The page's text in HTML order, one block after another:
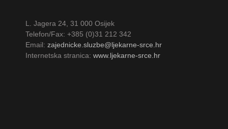
L. Jagera 24, 31 000 Osijek
Telefon/Fax: +385 (0)31 212 342
Email: zajednicke.sluzbe@ljekarne-srce.hr
Internetska stranica: www.ljekarne-srce.hr